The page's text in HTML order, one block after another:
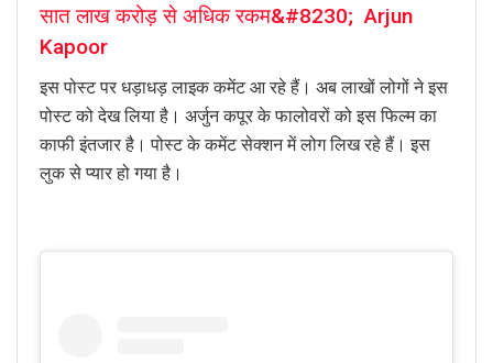
सात लाख करोड़ से अधिक रकम&#8230; Arjun
Kapoor
इस पोस्ट पर धड़ाधड़ लाइक कमेंट आ रहे हैं। अब लाखों लोगों ने इस
पोस्ट को देख लिया है। अर्जुन कपूर के फालोवरों को इस फिल्म का
काफी इंतजार है। पोस्ट के कमेंट सेक्शन में लोग लिख रहे हैं। इस
लुक से प्यार हो गया है।